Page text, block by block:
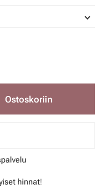
Ostoskoriin
hinnat!